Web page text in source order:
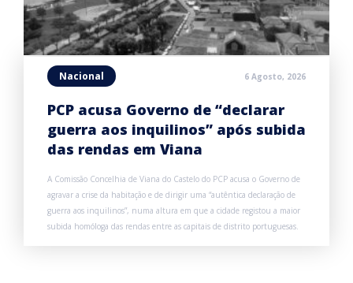
Nacional 6 Agosto, 2026
PCP acusa Governo de “declarar
guerra aos inquilinos” após subida
das rendas em Viana
A Comissão Concelhia de Viana do Castelo do PCP acusa o Governo de
agravar a crise da habitação e de dirigir uma “autêntica declaração de
guerra aos inquilinos”, numa altura em que a cidade registou a maior
subida homóloga das rendas entre as capitais de distrito portuguesas.